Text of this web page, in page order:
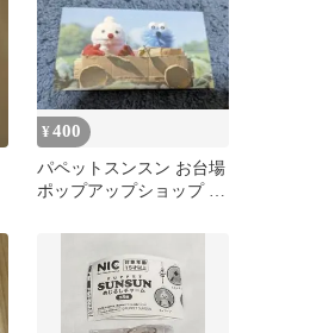
¥400
パペットスンスン お台場
ポップアップショップ 購